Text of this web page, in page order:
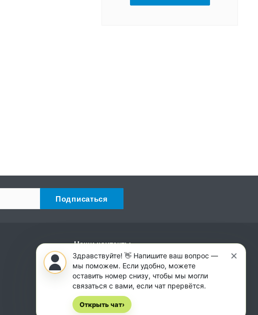
Наши контакты
+7 (931) 521-14-32
Пн. – Сб.: с 8:00 до 18:00
Вс.: с 8:00 до 14:00
Симферополь, ул. Генерала
×
Здравствуйте! 👋 Напишите ваш вопрос —
мы поможем. Если удобно, можете
оставить номер снизу, чтобы мы могли
связаться с вами, если чат прервётся.
Открыть чат›